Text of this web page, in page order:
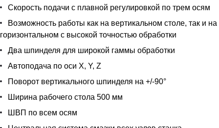
Скорость подачи с плавной регулировкой по трем осям
Возможность работы как на вертикальном столе, так и на
горизонтальном с высокой точностью обработки
Два шпинделя для широкой гаммы обработки
Автоподача по оси X, Y, Z
Поворот вертикального шпинделя на +/-90°
Ширина рабочего стола 500 мм
ШВП по всем осям